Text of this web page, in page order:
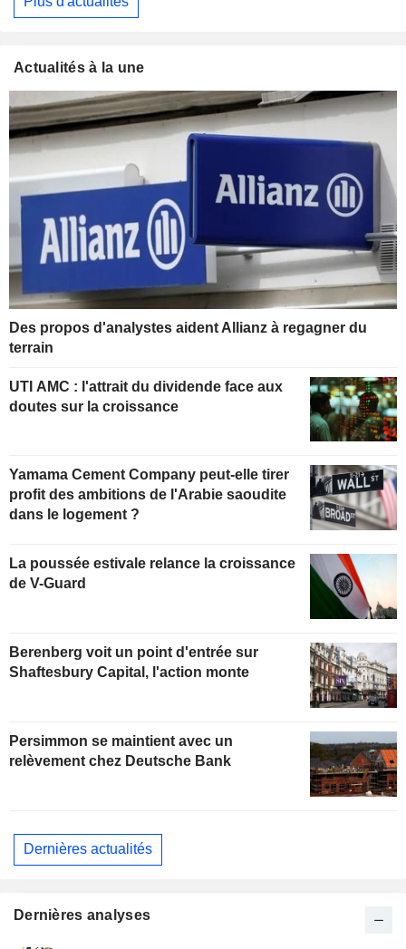
Actualités à la une
Des propos d'analystes aident Allianz à regagner du
terrain
UTI AMC : l'attrait du dividende face aux
doutes sur la croissance
Yamama Cement Company peut-elle tirer
profit des ambitions de l'Arabie saoudite
dans le logement ?
La poussée estivale relance la croissance
de V-Guard
Berenberg voit un point d'entrée sur
Shaftesbury Capital, l'action monte
Persimmon se maintient avec un
relèvement chez Deutsche Bank
Dernières actualités
Dernières analyses